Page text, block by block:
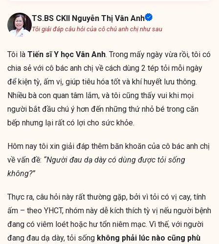
TS.BS CKII Nguyễn Thị Vân Anh
Tôi giải đáp câu hỏi của cô chú anh chị như sau
Tôi là Tiến sĩ Y học Vân Anh. Trong mấy ngày vừa rồi, tôi có
chia sẻ với cô bác anh chị về cách dùng 2 tép tỏi mỗi ngày
để kiện tỳ, ấm vị, giúp tiêu hóa tốt và khí huyết lưu thông.
Nhiều bà con quan tâm lắm, và tôi cũng thấy vui khi mọi
người bắt đầu chú ý hơn đến những thứ nhỏ bé trong căn
bếp nhưng lại rất có lợi cho sức khỏe.
Hôm nay tôi xin giải đáp thêm băn khoăn của cô bác anh chị
về vấn đề: “Người đau dạ dày có dùng được tỏi sống
không?”
Thực ra, câu hỏi này rất thường gặp, bởi vì tỏi có vị cay, tính
ấm – theo YHCT, nhóm này dễ kích thích tỳ vị nếu người bệnh
đang có viêm loét hoặc hư tổn niêm mạc. Vì thế, với người
đang đau dạ dày, tỏi sống không phải lúc nào cũng phù